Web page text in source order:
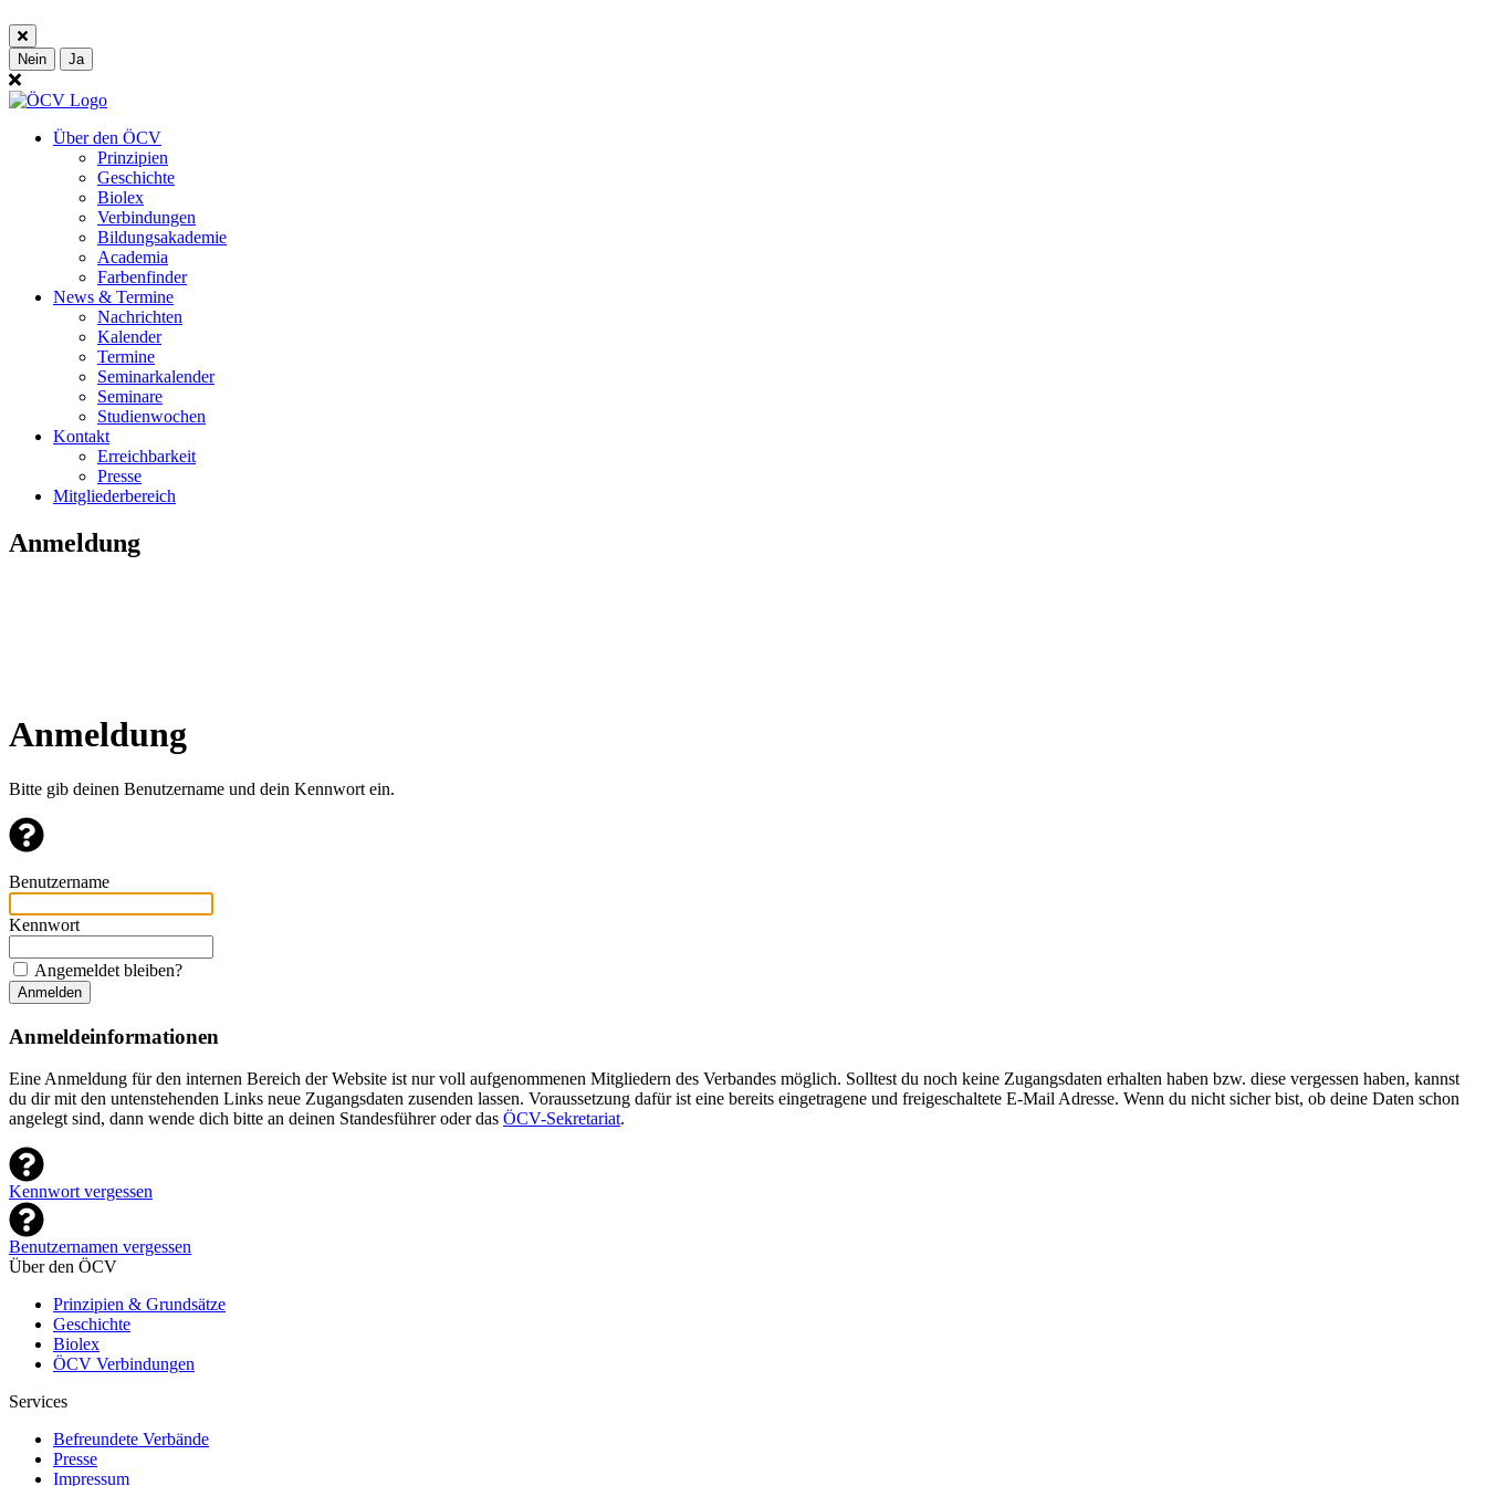
Nein Ja
Über den ÖCV
Prinzipien
Geschichte
Biolex
Verbindungen
Bildungsakademie
Academia
Farbenfinder
News & Termine
Nachrichten
Kalender
Termine
Seminarkalender
Seminare
Studienwochen
Kontakt
Erreichbarkeit
Presse
Mitgliederbereich
Anmeldung
Anmeldung
Bitte gib deinen Benutzername und dein Kennwort ein.
Benutzername
Kennwort
Angemeldet bleiben?
Anmelden
Anmeldeinformationen
Eine Anmeldung für den internen Bereich der Website ist nur voll aufgenommenen Mitgliedern des Verbandes möglich. Solltest du noch keine Zugangsdaten erhalten haben bzw. diese vergessen haben, kannst
du dir mit den untenstehenden Links neue Zugangsdaten zusenden lassen. Voraussetzung dafür ist eine bereits eingetragene und freigeschaltete E-Mail Adresse. Wenn du nicht sicher bist, ob deine Daten schon
angelegt sind, dann wende dich bitte an deinen Standesführer oder das ÖCV-Sekretariat.
Kennwort vergessen
Benutzernamen vergessen
Über den ÖCV
Prinzipien & Grundsätze
Geschichte
Biolex
ÖCV Verbindungen
Services
Befreundete Verbände
Presse
Impressum